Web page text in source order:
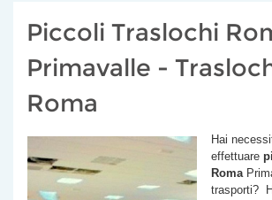
Piccoli Traslochi
Primavalle -
Roma
Hai
effettuare
Roma
trasporti?